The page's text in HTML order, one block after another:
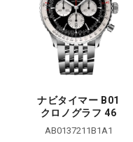
ナビタイマー B01
クロノグラフ 46
AB0137211B1A1